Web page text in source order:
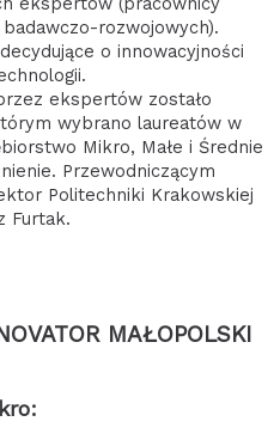
rozwojowych).
o innowacyjności
ekspertów zostało
wybrano laureatów w
Mikro, Małe i Średnie
Przewodniczącym
Politechniki Krakowskiej
Furtak.
MAŁOPOLSKI